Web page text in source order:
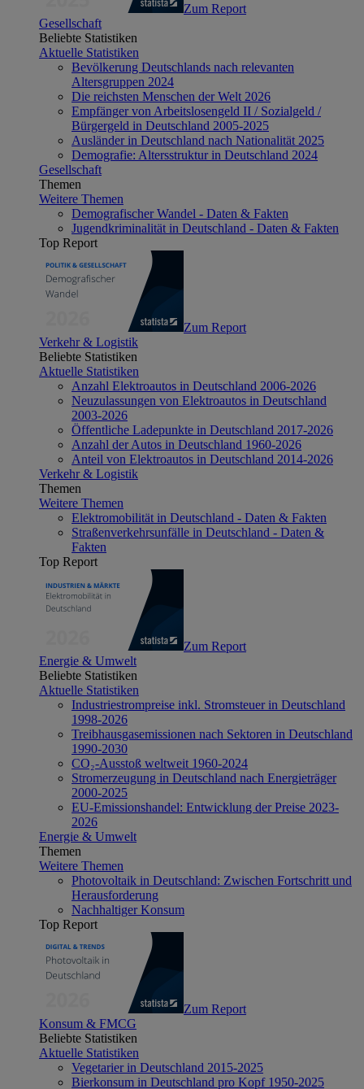
Zum Report
Gesellschaft
Beliebte Statistiken
Aktuelle Statistiken
Bevölkerung Deutschlands nach relevanten
Altersgruppen 2024
Die reichsten Menschen der Welt 2026
Empfänger von Arbeitslosengeld II / Sozialgeld /
Bürgergeld in Deutschland 2005-2025
Ausländer in Deutschland nach Nationalität 2025
Demografie: Altersstruktur in Deutschland 2024
Gesellschaft
Themen
Weitere Themen
Demografischer Wandel - Daten & Fakten
Jugendkriminalität in Deutschland - Daten & Fakten
Top Report
Zum Report
Verkehr & Logistik
Beliebte Statistiken
Aktuelle Statistiken
Anzahl Elektroautos in Deutschland 2006-2026
Neuzulassungen von Elektroautos in Deutschland
2003-2026
Öffentliche Ladepunkte in Deutschland 2017-2026
Anzahl der Autos in Deutschland 1960-2026
Anteil von Elektroautos in Deutschland 2014-2026
Verkehr & Logistik
Themen
Weitere Themen
Elektromobilität in Deutschland - Daten & Fakten
Straßenverkehrsunfälle in Deutschland - Daten &
Fakten
Top Report
Zum Report
Energie & Umwelt
Beliebte Statistiken
Aktuelle Statistiken
Industriestrompreise inkl. Stromsteuer in Deutschland
1998-2026
Treibhausgasemissionen nach Sektoren in Deutschland
1990-2030
CO₂-Ausstoß weltweit 1960-2024
Stromerzeugung in Deutschland nach Energieträger
2000-2025
EU-Emissionshandel: Entwicklung der Preise 2023-
2026
Energie & Umwelt
Themen
Weitere Themen
Photovoltaik in Deutschland: Zwischen Fortschritt und
Herausforderung
Nachhaltiger Konsum
Top Report
Zum Report
Konsum & FMCG
Beliebte Statistiken
Aktuelle Statistiken
Vegetarier in Deutschland 2015-2025
Bierkonsum in Deutschland pro Kopf 1950-2025